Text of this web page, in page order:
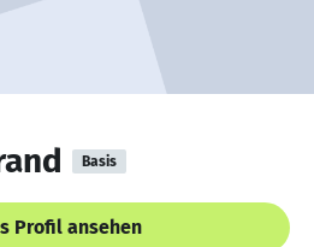
Basis
Profil ansehen